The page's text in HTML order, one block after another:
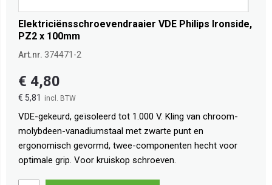
Elektriciënsschroevendraaier VDE Philips Ironside,
PZ2 x 100mm
Art.nr. 374471-2
€ 5,81
€ 4,80
VDE-gekeurd, geïsoleerd tot 1.000 V. Kling van chroom-
molybdeen-vanadiumstaal met zwarte punt en
ergonomisch gevormd, twee-componenten hecht voor
optimale grip. Voor kruiskop schroeven.